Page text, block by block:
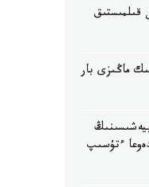
قىلمىستىق
ماڭىزى بار
ءتۇسىپ